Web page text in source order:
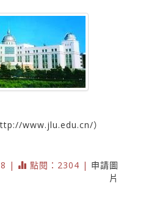
www.jlu.edu.cn/）
| 點閱：2304 | 申請圖
片